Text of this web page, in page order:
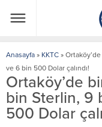
Anasayfa » KKTC »
ve 6 bin 500 Dolar çalındı!
Ortaköy’de
bin Sterlin, 9
500 Dolar